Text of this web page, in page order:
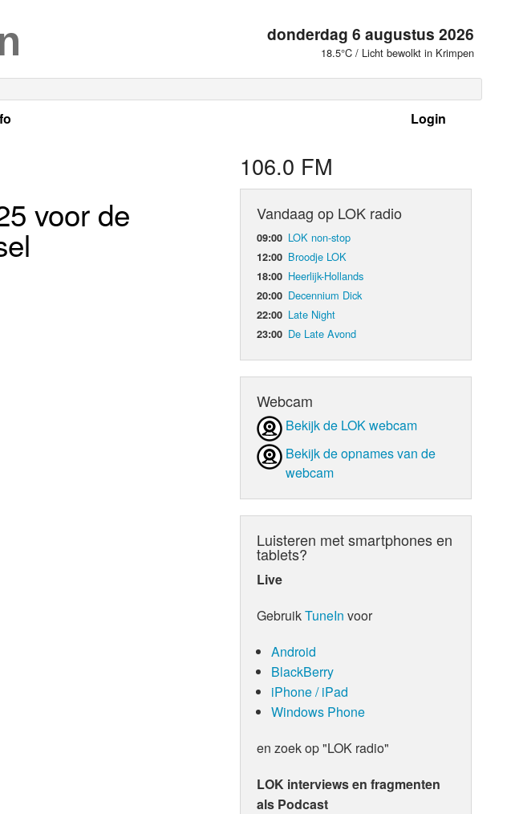
donderdag 6 augustus 2026
18.5°C / Licht bewolkt in Krimpen
Login
voor de
106.0 FM
Vandaag op LOK radio
09:00 LOK non-stop
12:00 Broodje LOK
18:00 Heerlijk-Hollands
20:00 Decennium Dick
22:00 Late Night
23:00 De Late Avond
Webcam
Bekijk de LOK webcam
Bekijk de opnames van de
webcam
Luisteren met smartphones en
tablets?
Live
GebruikTuneIn voor
Android
BlackBerry
iPhone / iPad
Windows Phone
en zoek op "LOK radio"
LOK interviews en fragmenten
als Podcast